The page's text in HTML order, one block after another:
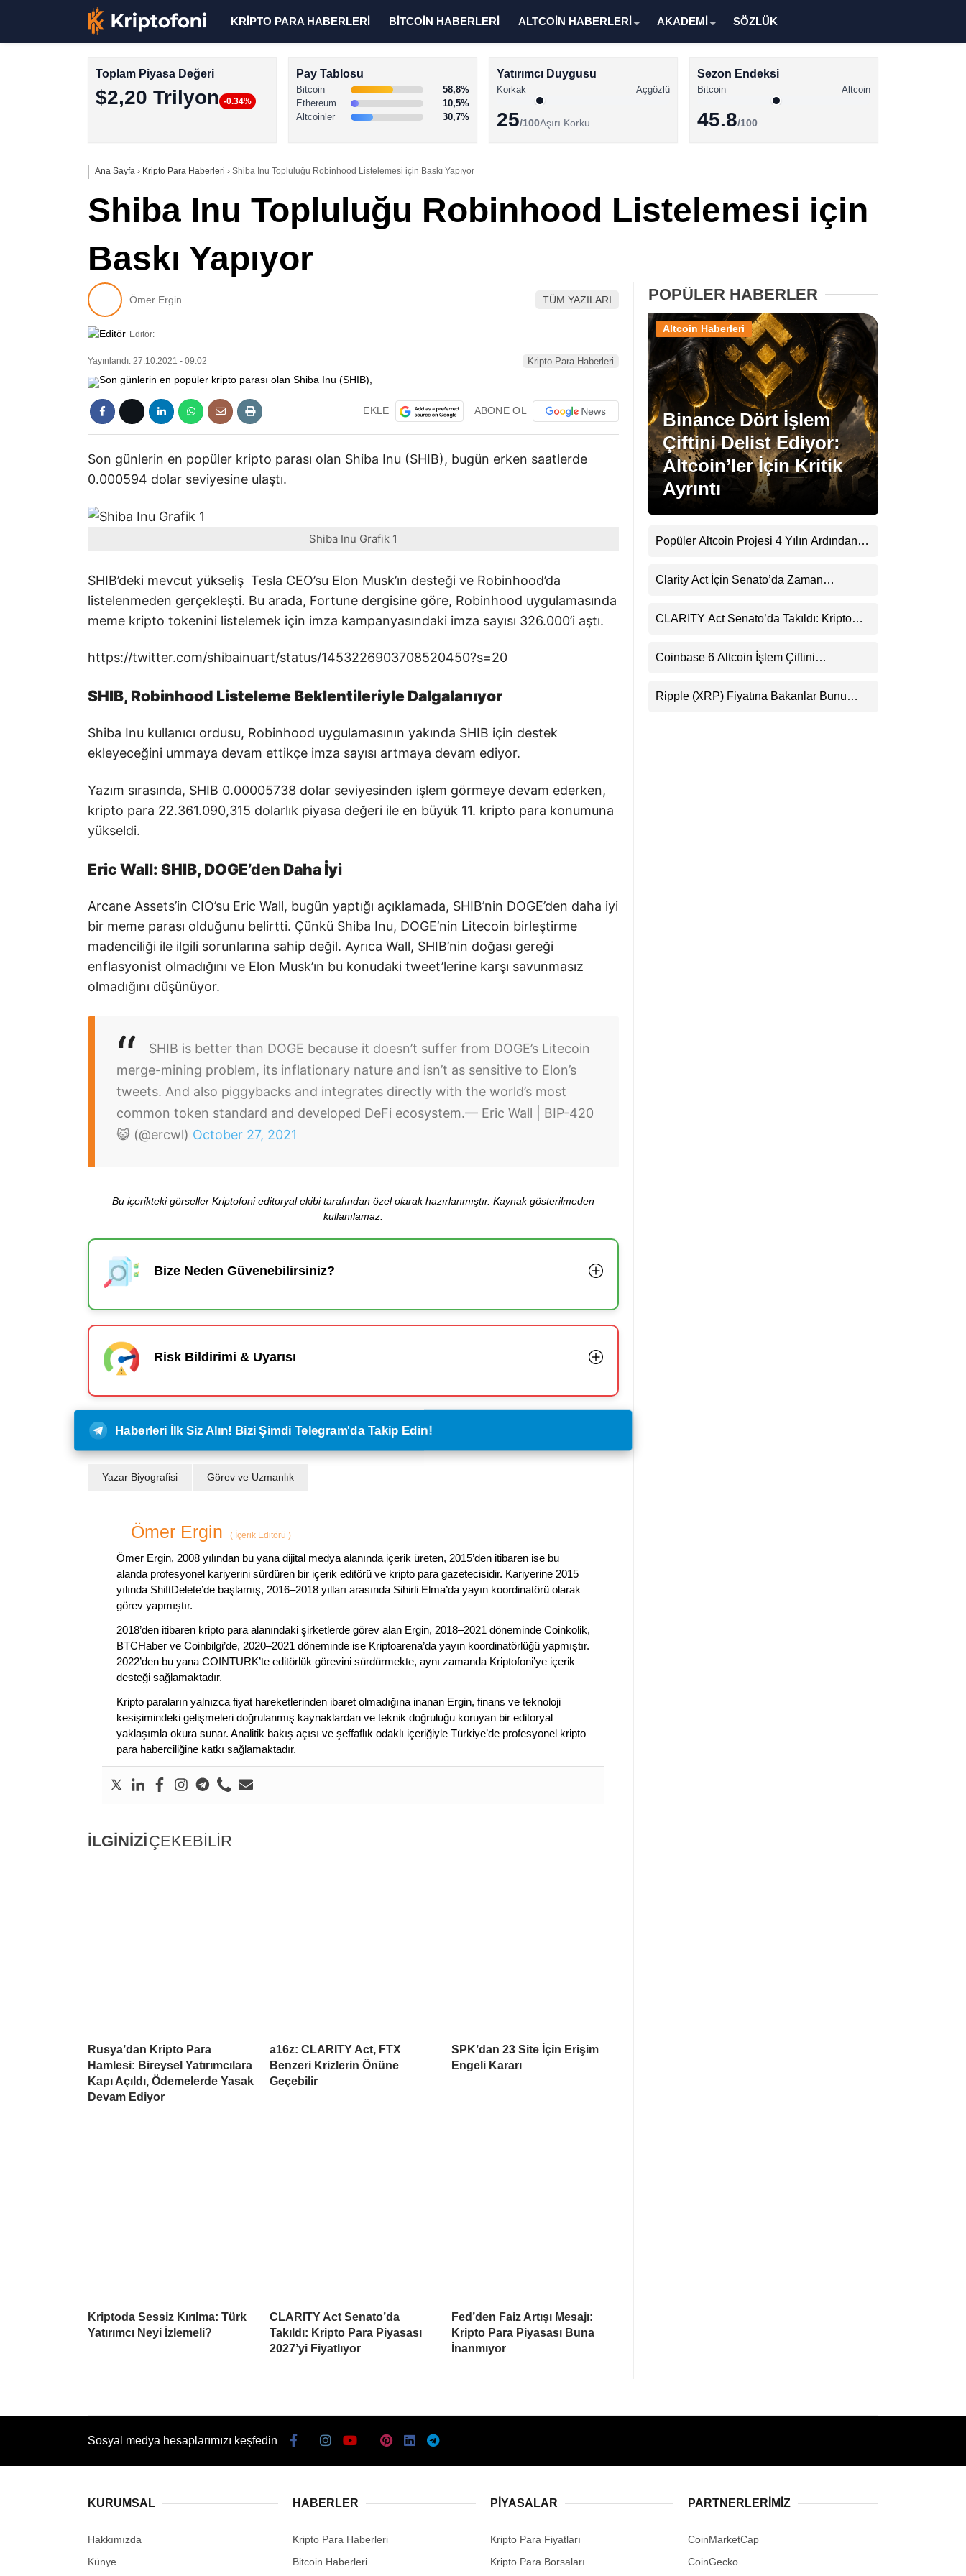
Altcoin Haberleri
XRP Haberleri
Memecoin Haberleri
Stablecoin Haberleri
Facebook
Instagram
KRİPTO PARA HABERLERİ BİTCOİN HABERLERİ ALTCOİN HABERLERİ AKADEMİ SÖZLÜK
Toplam Piyasa Değeri
$2,20 Trilyon -0.34%
Pay Tablosu
Bitcoin
58,8%
Ethereum
10,5%
Altcoinler
30,7%
Yatırımcı Duygusu
Korkak Açgözlü
25/100Aşırı Korku
Sezon Endeksi
Bitcoin Altcoin
45.8/100
Ana Sayfa › Kripto Para Haberleri › Shiba Inu Topluluğu Robinhood Listelemesi için Baskı Yapıyor
Shiba Inu Topluluğu Robinhood Listelemesi için
Baskı Yapıyor
Ömer Ergin TÜM YAZILARI
Editör:
Yayınlandı: 27.10.2021 - 09:02 Kripto Para Haberleri
EKLE ABONE OL
Son günlerin en popüler kripto parası olan Shiba Inu (SHIB), bugün erken saatlerde
0.000594 dolar seviyesine ulaştı.
Shiba Inu Grafik 1
SHIB’deki mevcut yükseliş Tesla CEO’su Elon Musk’ın desteği ve Robinhood’da
listelenmeden gerçekleşti. Bu arada, Fortune dergisine göre, Robinhood uygulamasında
meme kripto tokenini listelemek için imza kampanyasındaki imza sayısı 326.000’i aştı.
https://twitter.com/shibainuart/status/1453226903708520450?s=20
SHIB, Robinhood Listeleme Beklentileriyle Dalgalanıyor
Shiba Inu kullanıcı ordusu, Robinhood uygulamasının yakında SHIB için destek
ekleyeceğini ummaya devam ettikçe imza sayısı artmaya devam ediyor.
Yazım sırasında, SHIB 0.00005738 dolar seviyesinden işlem görmeye devam ederken,
kripto para 22.361.090,315 dolarlık piyasa değeri ile en büyük 11. kripto para konumuna
yükseldi.
Eric Wall: SHIB, DOGE’den Daha İyi
Arcane Assets’in CIO’su Eric Wall, bugün yaptığı açıklamada, SHIB’nin DOGE’den daha iyi
bir meme parası olduğunu belirtti. Çünkü Shiba Inu, DOGE’nin Litecoin birleştirme
madenciliği ile ilgili sorunlarına sahip değil. Ayrıca Wall, SHIB’nin doğası gereği
enflasyonist olmadığını ve Elon Musk’ın bu konudaki tweet’lerine karşı savunmasız
olmadığını düşünüyor.
SHIB is better than DOGE because it doesn’t suffer from DOGE’s Litecoin
merge-mining problem, its inflationary nature and isn’t as sensitive to Elon’s
tweets. And also piggybacks and integrates directly with the world’s most
common token standard and developed DeFi ecosystem.— Eric Wall | BIP-420
😺 (@ercwl) October 27, 2021
Bu içerikteki görseller Kriptofoni editoryal ekibi tarafından özel olarak hazırlanmıştır. Kaynak gösterilmeden
kullanılamaz.
Bize Neden Güvenebilirsiniz?
Risk Bildirimi & Uyarısı
Haberleri İlk Siz Alın! Bizi Şimdi Telegram'da Takip Edin!
Yazar Biyografisi Görev ve Uzmanlık
Ömer Ergin ( İçerik Editörü )
Ömer Ergin, 2008 yılından bu yana dijital medya alanında içerik üreten, 2015’den itibaren ise bu
alanda profesyonel kariyerini sürdüren bir içerik editörü ve kripto para gazetecisidir. Kariyerine 2015
yılında ShiftDelete’de başlamış, 2016–2018 yılları arasında Sihirli Elma’da yayın koordinatörü olarak
görev yapmıştır.
2018’den itibaren kripto para alanındaki şirketlerde görev alan Ergin, 2018–2021 döneminde Coinkolik,
BTCHaber ve Coinbilgi’de, 2020–2021 döneminde ise Kriptoarena’da yayın koordinatörlüğü yapmıştır.
2022’den bu yana COINTURK’te editörlük görevini sürdürmekte, aynı zamanda Kriptofoni’ye içerik
desteği sağlamaktadır.
Kripto paraların yalnızca fiyat hareketlerinden ibaret olmadığına inanan Ergin, finans ve teknoloji
kesişimindeki gelişmeleri doğrulanmış kaynaklardan ve teknik doğruluğu koruyan bir editoryal
yaklaşımla okura sunar. Analitik bakış açısı ve şeffaflık odaklı içeriğiyle Türkiye’de profesyonel kripto
para haberciliğine katkı sağlamaktadır.
İLGİNİZİÇEKEBİLİR
Rusya’dan Kripto Para
Hamlesi: Bireysel Yatırımcılara
Kapı Açıldı, Ödemelerde Yasak
Devam Ediyor
a16z: CLARITY Act, FTX
Benzeri Krizlerin Önüne
Geçebilir
SPK’dan 23 Site İçin Erişim
Engeli Kararı
Kriptoda Sessiz Kırılma: Türk
Yatırımcı Neyi İzlemeli?
CLARITY Act Senato’da
Takıldı: Kripto Para Piyasası
2027’yi Fiyatlıyor
Fed’den Faiz Artışı Mesajı:
Kripto Para Piyasası Buna
İnanmıyor
POPÜLER HABERLER
Binance Dört İşlem
Çiftini Delist Ediyor:
Altcoin’ler İçin Kritik
Ayrıntı
Altcoin Haberleri
Popüler Altcoin Projesi 4 Yılın Ardından
Uyarısı
Clarity Act İçin Senato’da Zaman
CLARITY Act Senato’da Takıldı: Kripto
Coinbase 6 Altcoin İşlem Çiftini
Ripple (XRP) Fiyatına Bakanlar Bunu
Sosyal medya hesaplarımızı keşfedin
KURUMSAL
Hakkımızda
Künye
HABERLER
Kripto Para Haberleri
Bitcoin Haberleri
PIYASALAR
Kripto Para Fiyatları
Kripto Para Borsaları
PARTNERLERIMIZ
CoinMarketCap
CoinGecko